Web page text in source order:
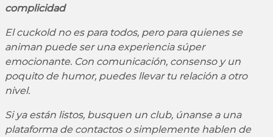
complicidad
El cuckold no es para todos, pero para quienes se
animan puede ser una experiencia súper
emocionante. Con comunicación, consenso y un
poquito de humor, puedes llevar tu relación a otro
nivel.
Si ya están listos, busquen un club, únanse a una
plataforma de contactos o simplemente hablen de